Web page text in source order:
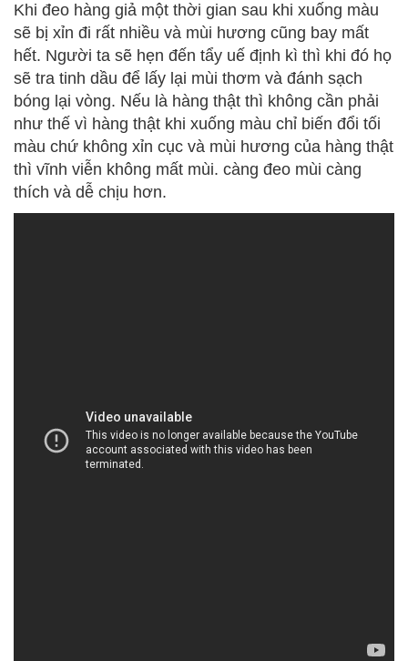
Khi đeo hàng giả một thời gian sau khi xuống màu
sẽ bị xỉn đi rất nhiều và mùi hương cũng bay mất
hết. Người ta sẽ hẹn đến tẩy uế định kì thì khi đó họ
sẽ tra tinh dầu để lấy lại mùi thơm và đánh sạch
bóng lại vòng. Nếu là hàng thật thì không cần phải
như thế vì hàng thật khi xuống màu chỉ biến đổi tối
màu chứ không xỉn cục và mùi hương của hàng thật
thì vĩnh viễn không mất mùi. càng đeo mùi càng
thích và dễ chịu hơn.